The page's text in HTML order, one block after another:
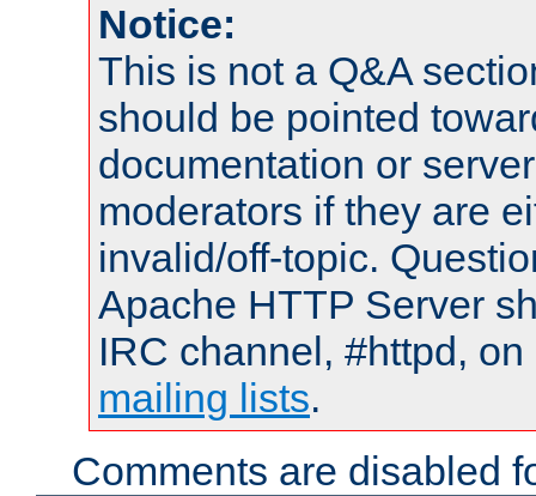
Notice:
This is not a Q&A
should be pointed
documentation or
moderators if they are
invalid/off-topic.
Apache HTTP Server
IRC channel, #httpd,
mailing lists.
Comments are disabled